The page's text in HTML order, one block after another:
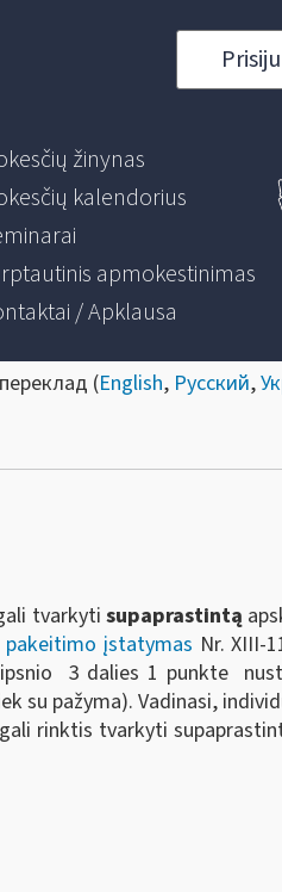
žinynas
kalendorius
apmokestinimas
/ Apklausa
(English, Русский,
tvarkyti supaprastintą
pakeitimo įstatymas Nr. XIII-
3 dalies 1 punkte
su pažyma). Vadinasi,
rinktis tvarkyti